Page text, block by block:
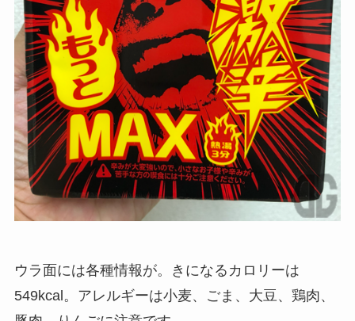
ウラ面には各種情報が。きになるカロリーは
549kcal。アレルギーは小麦、ごま、大豆、鶏肉、